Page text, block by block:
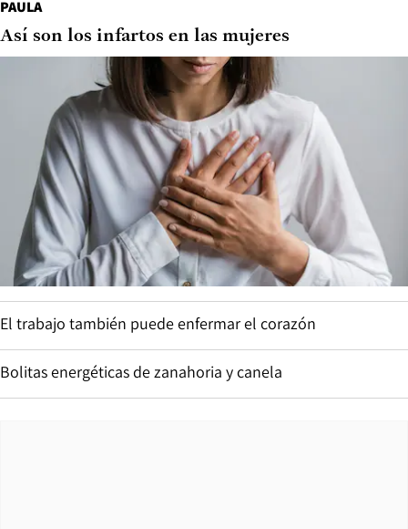
PAULA
Así son los infartos en las mujeres
El trabajo también puede enfermar el corazón
Bolitas energéticas de zanahoria y canela